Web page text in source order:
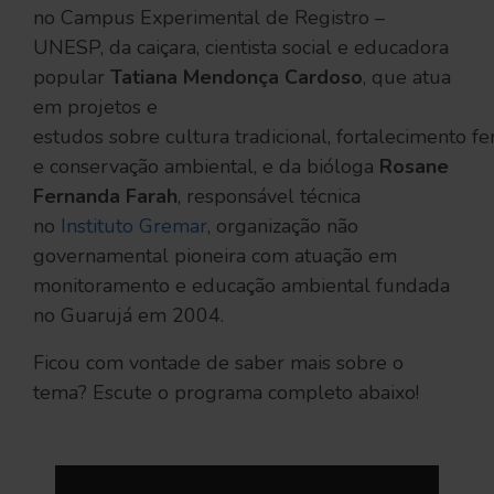
no Campus Experimental de Registro –
UNESP, da caiçara, cientista social e educadora
popular Tatiana Mendonça Cardoso, que atua
em projetos e
estudos sobre cultura tradicional, fortalecimento
e conservação ambiental, e da bióloga Rosane
Fernanda Farah, responsável técnica
no Instituto Gremar, organização não
governamental pioneira com atuação em
monitoramento e educação ambiental fundada
no Guarujá em 2004.
Ficou com vontade de saber mais sobre o
tema? Escute o programa completo abaixo!